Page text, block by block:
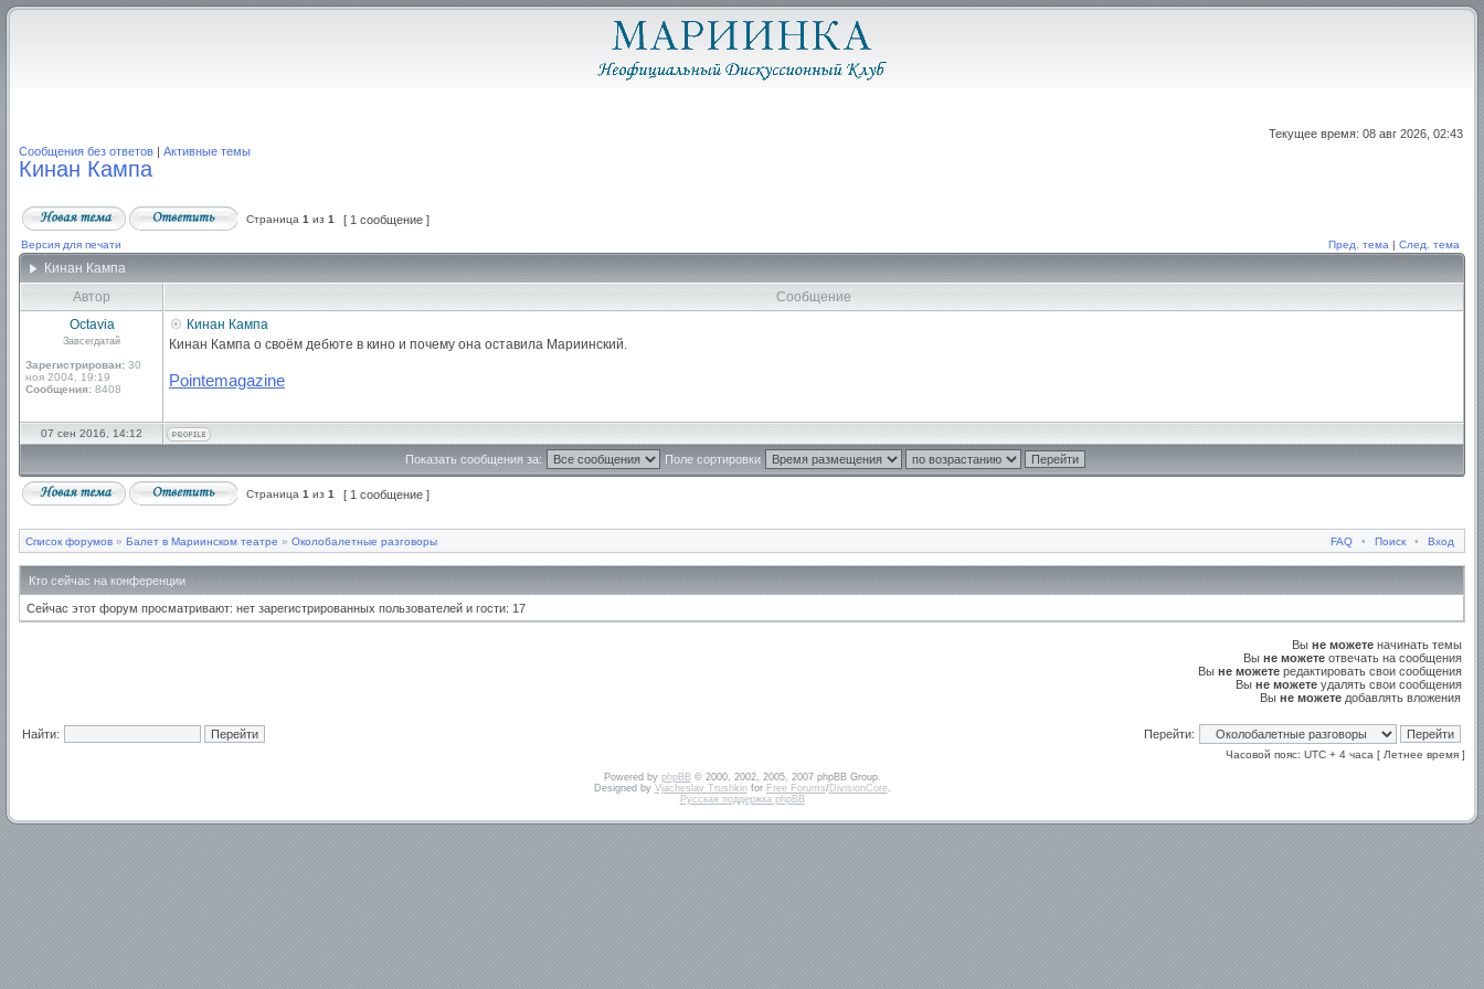
Текущее время: 08 авг 2026, 02:43
Сообщения без ответов | Активные темы
Кинан Кампа
Страница 1 из 1 [ 1 сообщение ]
Версия для печати Пред. тема | След. тема
Кинан Кампа
Автор
Сообщение
Octavia
Завсегдатай
Зарегистрирован: 30
ноя 2004, 19:19
Сообщения: 8408
Кинан Кампа
Кинан Кампа о своём дебюте в кино и почему она оставила Мариинский.
Pointemagazine
07 сен 2016, 14:12
Показать сообщения за: Поле сортировки
Страница 1 из 1 [ 1 сообщение ]
Список форумов » Балет в Мариинском театре » Околобалетные разговоры FAQ • Поиск • Вход
Кто сейчас на конференции
Сейчас этот форум просматривают: нет зарегистрированных пользователей и гости: 17
Вы не можете начинать темы
Вы не можете отвечать на сообщения
Вы не можете редактировать свои сообщения
Вы не можете удалять свои сообщения
Вы не можете добавлять вложения
Найти: Перейти:
Часовой пояс: UTC + 4 часа [ Летнее время ]
Powered by phpBB© 2000, 2002, 2005, 2007 phpBB Group.
Designed by Vjacheslav Trushkinfor Free Forums/DivisionCore.
Русская поддержка phpBB